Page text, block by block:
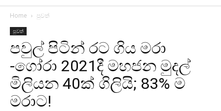
Home පුවත්
පුවත්
පවුල් පිටින් රට ගිය මරා
-ගෝරා 2021දී මහජන මුදල්
මිලියන 40ක් ගිලියි; 83% ම
මරාට!